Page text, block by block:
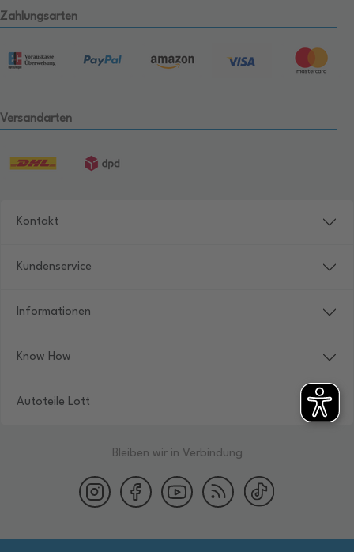
Zahlungsarten
Versandarten
Kontakt
Kundenservice
Informationen
Know How
Autoteile Lott
Bleiben wir in Verbindung